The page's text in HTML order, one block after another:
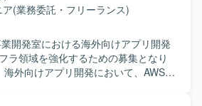
設計・構築を行っていただきます。
びフォールバック手順の策定もご担
に、SecretManager内で利用してい
ーテーション対応として、影響調
グラム修正、基盤設計書修正、ロー
作成、ローテーション方法および手順
(業務委託・フリーランス)
業開発室における海外向けアプリ開発
ラ領域を強化するための募集となり